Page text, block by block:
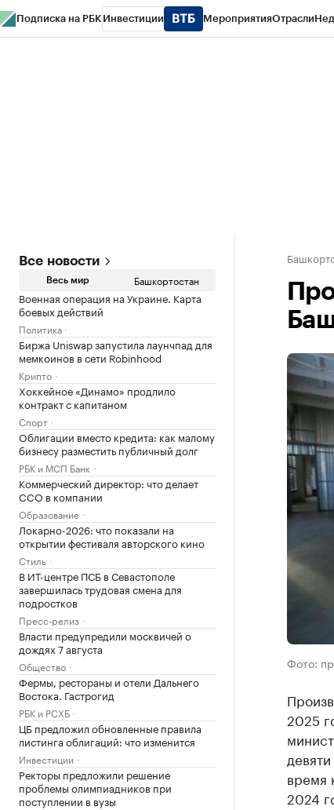
Подписка на РБК Инвестиции МероприятияОтрасли
Все новости
Весь мир Башкортостан
Военная операция на Украине. Карта
боевых действий
Политика
Биржа Uniswap запустила лаунчпад для
мемкоинов в сети Robinhood
Крипто
Хоккейное «Динамо» продлило
контракт с капитаном
Спорт
Облигации вместо кредита: как малому
бизнесу разместить публичный долг
РБК и МСП Банк
Коммерческий директор: что делает
CCO в компании
Образование
Локарно-2026: что показали на
открытии фестиваля авторского кино
Стиль
В ИТ-центре ПСБ в Севастополе
завершилась трудовая смена для
подростков
Пресс-релиз
Власти предупредили москвичей о
дождях 7 августа
Общество
Фермы, рестораны и отели Дальнего
Востока. Гастрогид
РБК и РСХБ
ЦБ предложил обновленные правила
листинга облигаций: что изменится
Инвестиции
Ректоры предложили решение
проблемы олимпиадников при
поступлении в вузы
Фото:
2025
время
2024